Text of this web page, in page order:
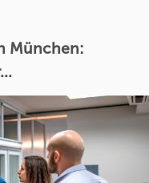
München: